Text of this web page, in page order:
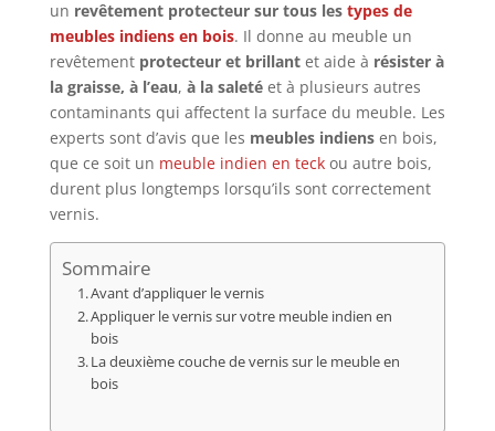
un revêtement protecteur sur tous les types de
meubles indiens en bois. Il donne au meuble un
revêtement protecteur et brillantet aide à résister à
la graisse, à l’eau, à la saletéet à plusieurs autres
contaminants qui affectent la surface du meuble. Les
experts sont d’avis que les meubles indiensen bois,
que ce soit un meuble indien en teckou autre bois,
durent plus longtemps lorsqu’ils sont correctement
vernis.
Sommaire
Avant d’appliquer le vernis
Appliquer le vernis sur votre meuble indien en
bois
La deuxième couche de vernis sur le meuble en
bois